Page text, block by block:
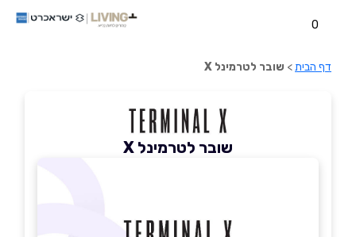
0
דף הבית> שובר לטרמינל X
שובר לטרמינל X